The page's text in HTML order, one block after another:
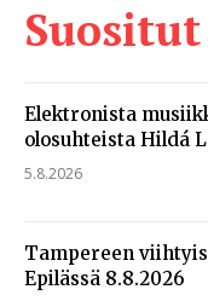
Suositut
Elektronista
olosuhteista Hildá
5.8.2026
Tampereen
Epilässä 8.8.2026